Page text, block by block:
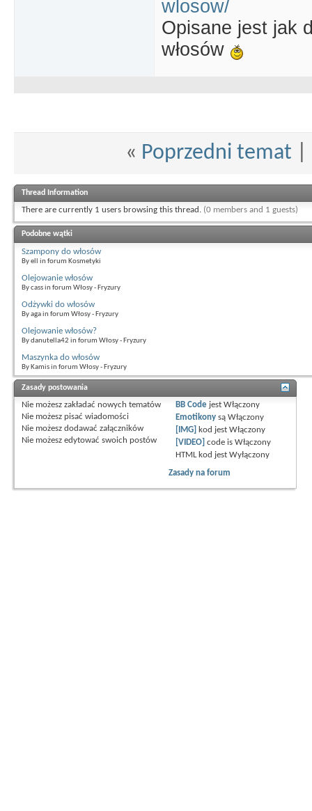
wlosow/
Opisane jest jak
włosów
« Poprzedni temat
Thread Information
There are currently 1 users browsing this thread. (0 members and 1 guests)
Podobne wątki
Szampony do włosów
By ell in forum Kosmetyki
Olejowanie włosów
By cass in forum Włosy - Fryzury
Odżywki do włosów
By aga in forum Włosy - Fryzury
Olejowanie włosów?
By danutella42 in forum Włosy - Fryzury
Maszynka do włosów
By Kamis in forum Włosy - Fryzury
Zasady postowania
Nie możesz zakładać nowych tematów
Nie możesz pisać wiadomości
Nie możesz dodawać załączników
Nie możesz edytować swoich postów
BB Code jestWłączony
Emotikony sąWłączony
[IMG] kod jestWłączony
[VIDEO] code isWłączony
HTML kod jestWyłączony
Zasady na forum